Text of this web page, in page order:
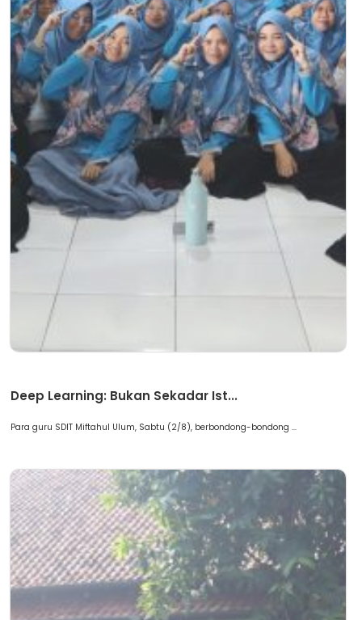
Deep Learning: Bukan Sekadar Ist...
Para guru SDIT Miftahul Ulum, Sabtu (2/8), berbondong-bondong ...